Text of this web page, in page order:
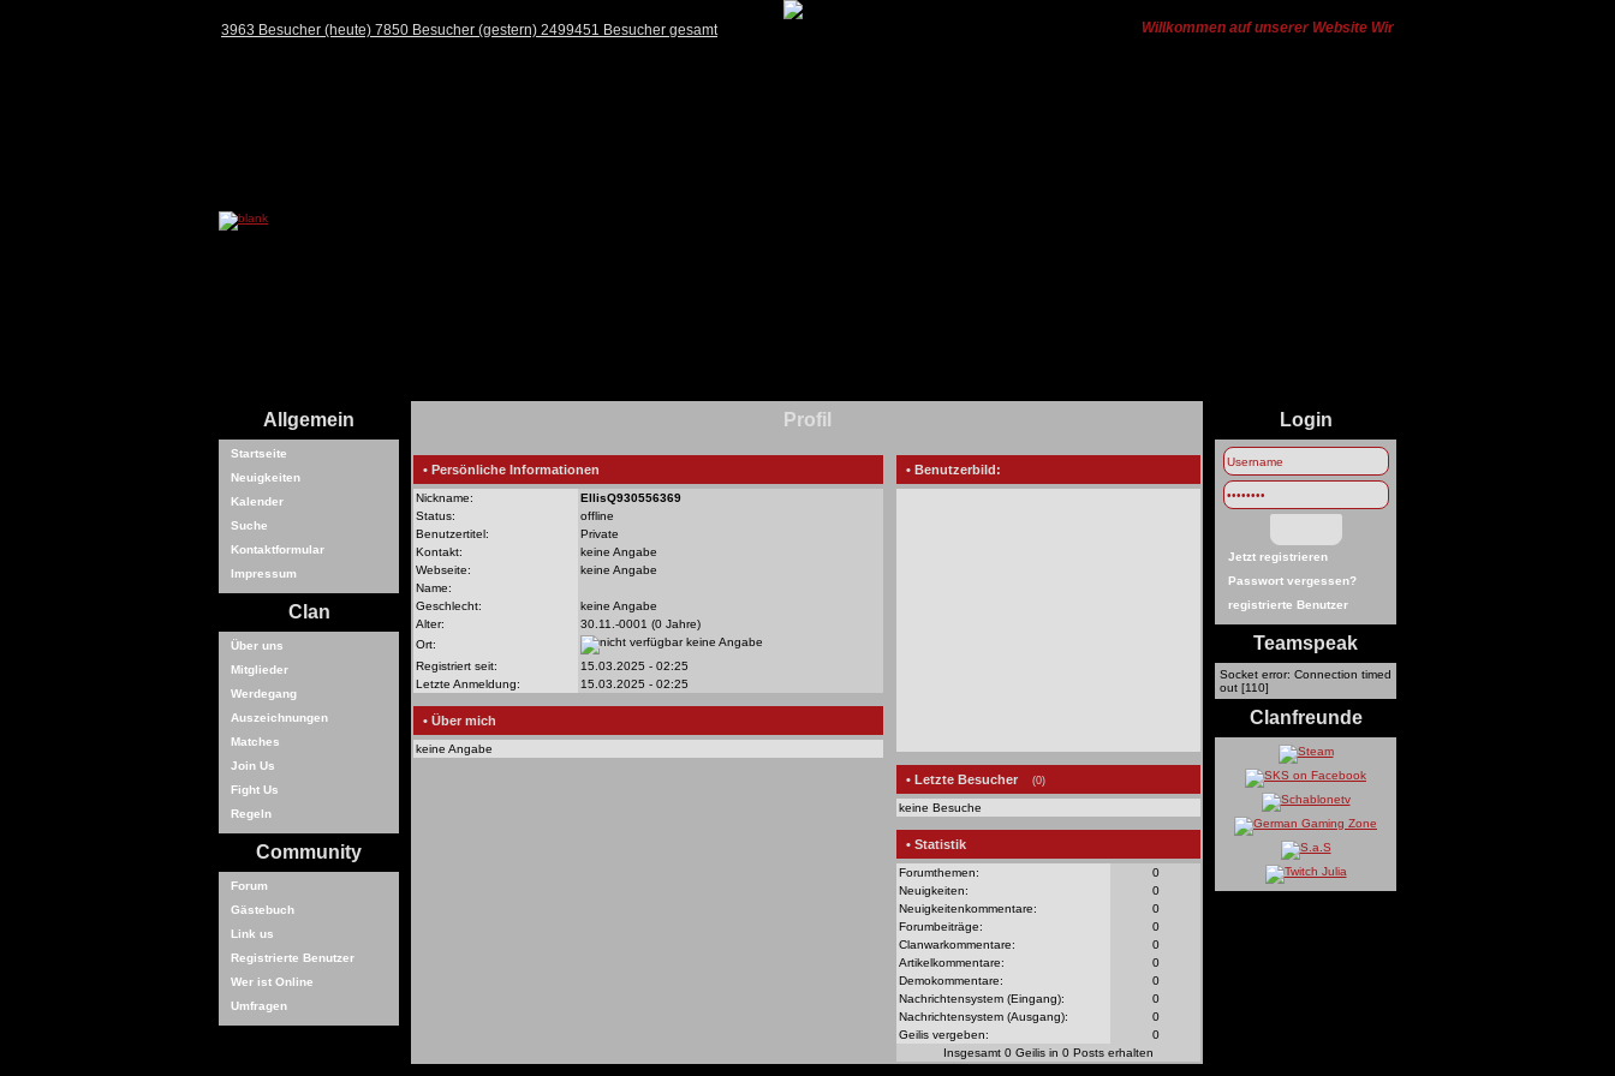
3963 Besucher (heute) 7850 Besucher (gestern) 2499451 Besucher gesamt Willkommen auf unserer Website Wir haben von Ts3 zu Discord
Allgemein
Startseite
Neuigkeiten
Kalender
Suche
Kontaktformular
Impressum
Clan
Über uns
Mitglieder
Werdegang
Auszeichnungen
Matches
Join Us
Fight Us
Regeln
Community
Forum
Gästebuch
Link us
Registrierte Benutzer
Wer ist Online
Umfragen
Profil
• Persönliche Informationen
Nickname:
EllisQ930556369
Status:
offline
Benutzertitel:
Private
Kontakt:
keine Angabe
Webseite:
keine Angabe
Name:
Geschlecht:
keine Angabe
Alter:
30.11.-0001 (0 Jahre)
Ort:
keine Angabe
Registriert seit:
15.03.2025 - 02:25
Letzte Anmeldung:
15.03.2025 - 02:25
• Über mich
keine Angabe
• Benutzerbild:
• Letzte Besucher (0)
keine Besuche
• Statistik
Forumthemen:
0
Neuigkeiten:
0
Neuigkeitenkommentare:
0
Forumbeiträge:
0
Clanwarkommentare:
0
Artikelkommentare:
0
Demokommentare:
0
Nachrichtensystem (Eingang):
0
Nachrichtensystem (Ausgang):
0
Geilis vergeben:
0
Insgesamt 0 Geilis in 0 Posts erhalten
Login
Jetzt registrieren
Passwort vergessen?
registrierte Benutzer
Teamspeak
Socket error: Connection timed
out [110]
Clanfreunde